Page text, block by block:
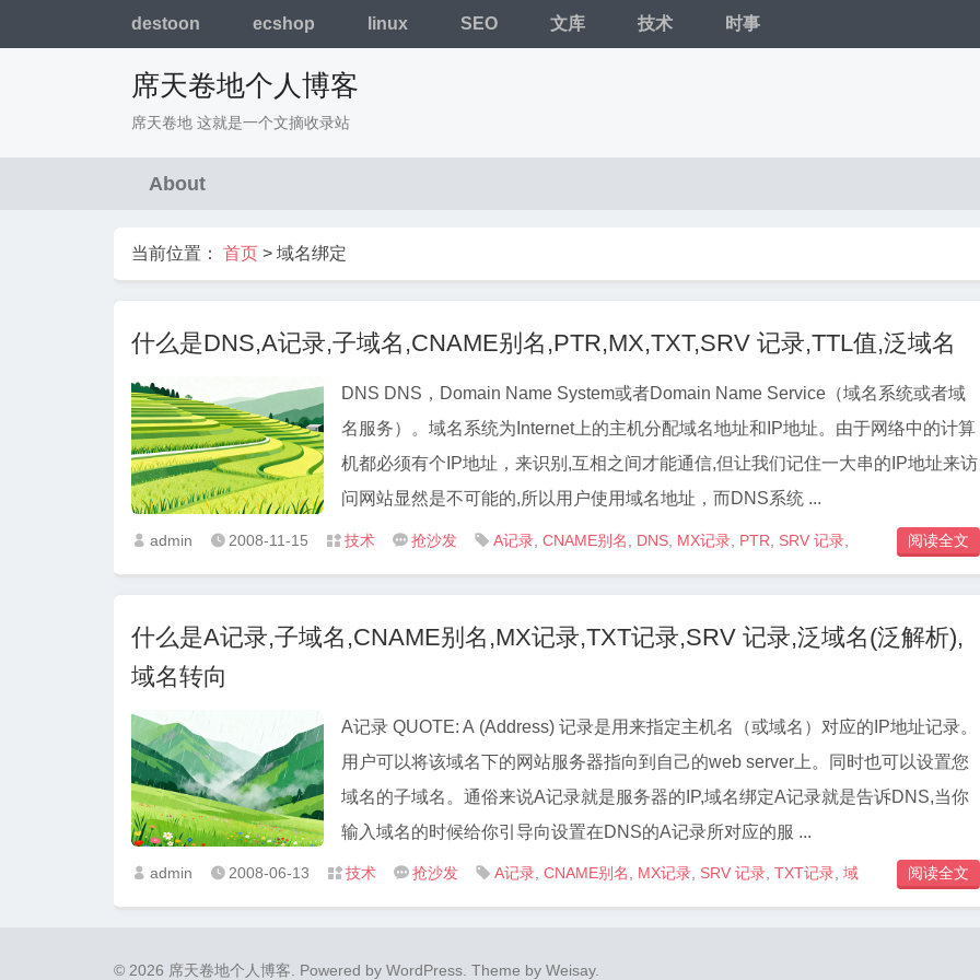
destoon ecshop linux SEO 文库 技术 时事
席天卷地个人博客
席天卷地 这就是一个文摘收录站
About
当前位置： 首页 > 域名绑定
什么是DNS,A记录,子域名,CNAME别名,PTR,MX,TXT,SRV 记录,TTL值,泛域名
DNS DNS，Domain Name System或者Domain Name Service（域名系统或者域
名服务）。域名系统为Internet上的主机分配域名地址和IP地址。由于网络中的计算
机都必须有个IP地址，来识别,互相之间才能通信,但让我们记住一大串的IP地址来访
问网站显然是不可能的,所以用户使用域名地址，而DNS系统 ...
 admin  2008-11-15  技术  抢沙发  A记录 CNAME别名 DNS MX记录 PTR SRV 记录
TTL值,TXT记录,域名绑定,域名转向,子域名,泛域名
阅读全文
什么是A记录,子域名,CNAME别名,MX记录,TXT记录,SRV 记录,泛域名(泛解析),
域名转向
A记录 QUOTE: A (Address) 记录是用来指定主机名（或域名）对应的IP地址记录。
用户可以将该域名下的网站服务器指向到自己的web server上。同时也可以设置您
域名的子域名。通俗来说A记录就是服务器的IP,域名绑定A记录就是告诉DNS,当你
输入域名的时候给你引导向设置在DNS的A记录所对应的服 ...
 admin  2008-06-13  技术  抢沙发  A记录 CNAME别名 MX记录 SRV 记录 TXT记录 域
名绑定,域名转向,子域名,泛域名(泛解析)
阅读全文
© 2026 席天卷地个人博客. Powered by WordPress. Theme by Weisay.